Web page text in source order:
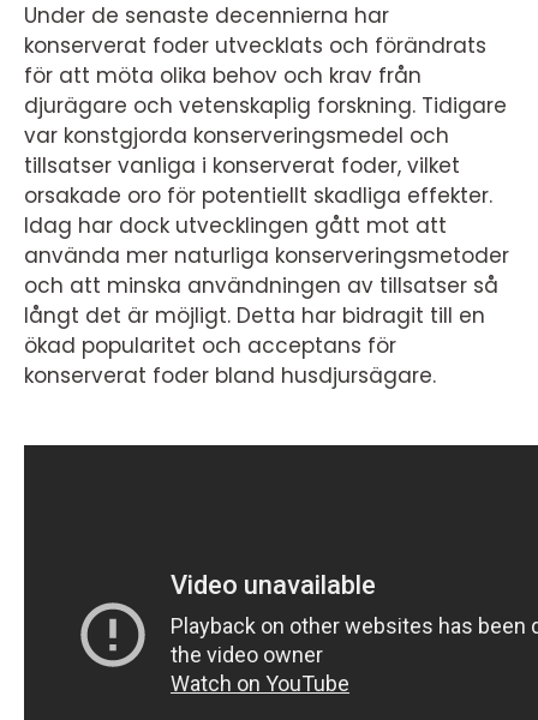
Under de senaste decennierna har
konserverat foder utvecklats och förändrats
för att möta olika behov och krav från
djurägare och vetenskaplig forskning. Tidigare
var konstgjorda konserveringsmedel och
tillsatser vanliga i konserverat foder, vilket
orsakade oro för potentiellt skadliga effekter.
Idag har dock utvecklingen gått mot att
använda mer naturliga konserveringsmetoder
och att minska användningen av tillsatser så
långt det är möjligt. Detta har bidragit till en
ökad popularitet och acceptans för
konserverat foder bland husdjursägare.